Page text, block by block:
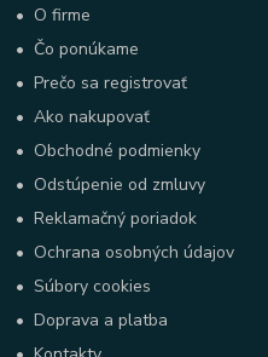
• O firme
• Čo ponúkame
•Prečo sa registrovať
•Ako nakupovať
• Obchodné podmienky
• Odstúpenie od zmluvy
•Reklamačný poriadok
• Ochrana osobných údajov
•Súbory cookies
•Doprava a platba